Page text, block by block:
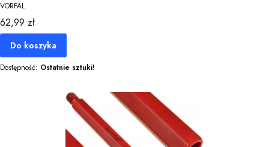
VORFAL
Cena
62,99 zł
Do koszyka
Dostępność: Ostatnie sztuki!